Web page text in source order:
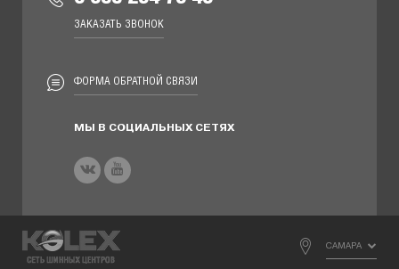
ЗАКАЗАТЬ ЗВОНОК
ФОРМА ОБРАТНОЙ СВЯЗИ
МЫ В СОЦИАЛЬНЫХ СЕТЯХ
САМАРА